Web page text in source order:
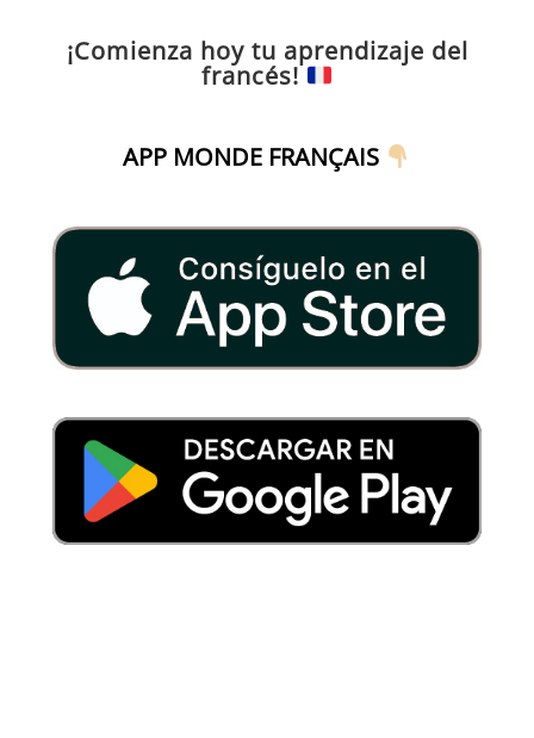
¡Comienza hoy tu aprendizaje del
francés!
APP MONDE FRANÇAIS